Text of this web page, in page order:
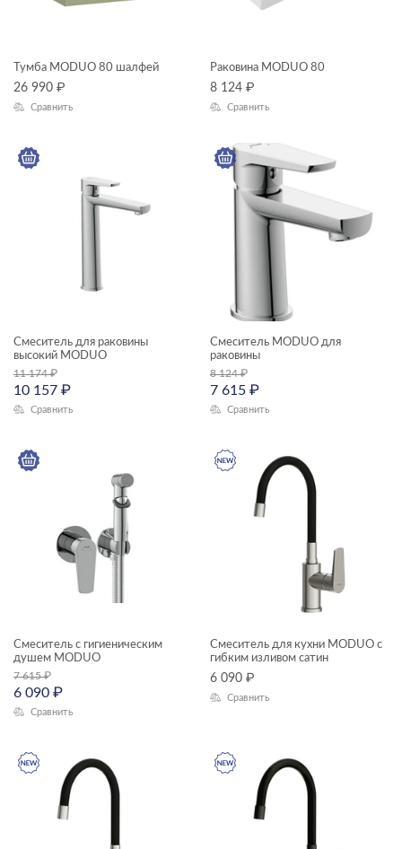
Тумба MODUO 80 шалфей
26 990 ₽
Сравнить
Раковина MODUO 80
8 124 ₽
Сравнить
Смеситель для раковины
высокий MODUO
11 174₽
10 157 ₽
Сравнить
Смеситель MODUO для
раковины
8 124₽
7 615 ₽
Сравнить
Смеситель с гигиеническим
душем MODUO
7 615₽
6 090 ₽
Сравнить
Смеситель для кухни MODUO с
гибким изливом сатин
6 090 ₽
Сравнить